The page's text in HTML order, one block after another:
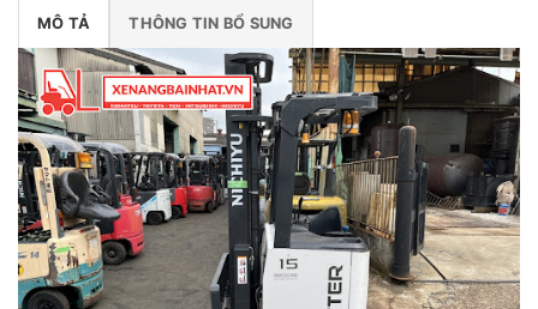
MÔ TẢ THÔNG TIN BỔ SUNG